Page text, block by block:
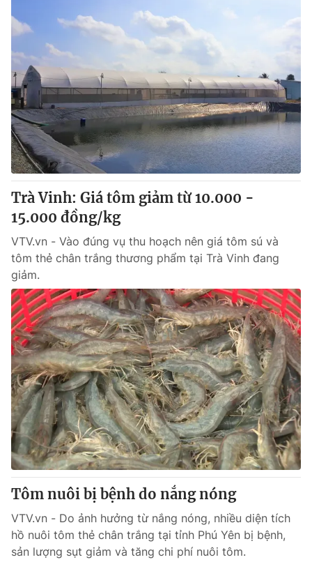
Trà Vinh: Giá tôm giảm từ 10.000 -
15.000 đồng/kg
VTV.vn - Vào đúng vụ thu hoạch nên giá tôm sú và
tôm thẻ chân trắng thương phẩm tại Trà Vinh đang
giảm.
Tôm nuôi bị bệnh do nắng nóng
VTV.vn - Do ảnh hưởng từ nắng nóng, nhiều diện tích
hồ nuôi tôm thẻ chân trắng tại tỉnh Phú Yên bị bệnh,
sản lượng sụt giảm và tăng chi phí nuôi tôm.